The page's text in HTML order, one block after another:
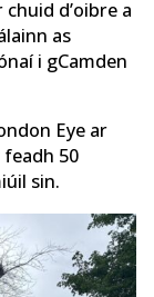
d’oibre a
as
i gCamden
Eye ar
50
sin.